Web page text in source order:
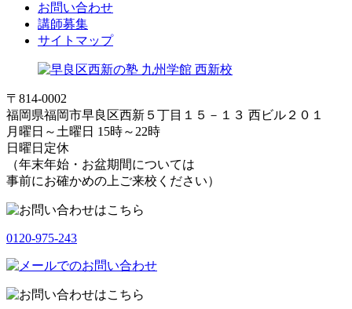
お問い合わせ
講師募集
サイトマップ
〒814-0002
福岡県福岡市早良区西新５丁目１５－１３ 西ビル２０１
月曜日～土曜日 15時～22時
日曜日定休
（年末年始・お盆期間については
事前にお確かめの上ご来校ください）
0120-975-243